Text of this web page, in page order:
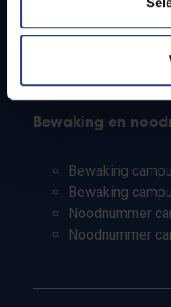
PhD-studenten
Leerkrachten
Bewaking en
Bewaking
Bewaking
Noodnummer
Noodnummer